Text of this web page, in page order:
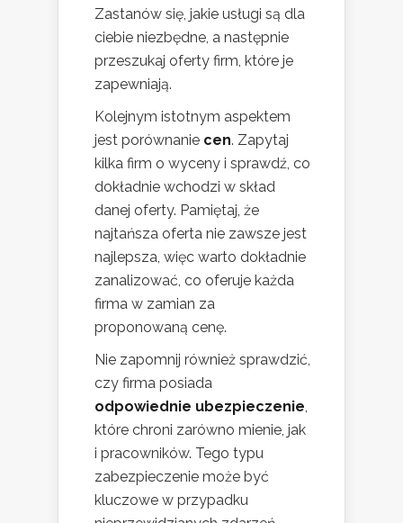
Zastanów się, jakie usługi są dla
ciebie niezbędne, a następnie
przeszukaj oferty firm, które je
zapewniają.
Kolejnym istotnym aspektem
jest porównanie cen. Zapytaj
kilka firm o wyceny i sprawdź, co
dokładnie wchodzi w skład
danej oferty. Pamiętaj, że
najtańsza oferta nie zawsze jest
najlepsza, więc warto dokładnie
zanalizować, co oferuje każda
firma w zamian za
proponowaną cenę.
Nie zapomnij również sprawdzić,
czy firma posiada
odpowiednie ubezpieczenie,
które chroni zarówno mienie, jak
i pracowników. Tego typu
zabezpieczenie może być
kluczowe w przypadku